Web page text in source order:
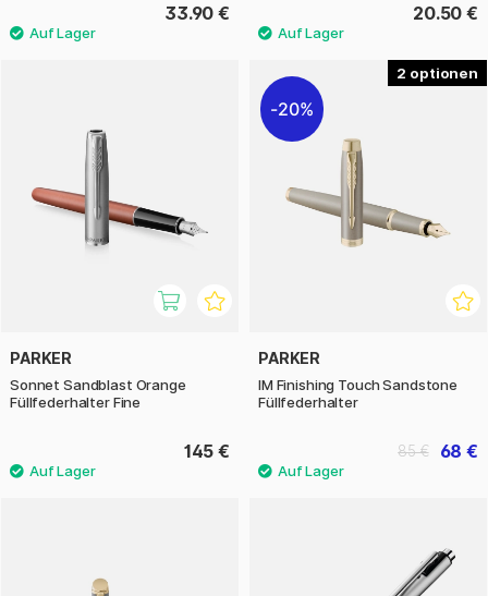
33.90 € 20.50 €
PARKER
Sonnet Sandblast Orange
Füllfederhalter Fine
145 €
2
20%
PARKER
IM Finishing Touch Sandstone
Füllfederhalter
68 €
85 €